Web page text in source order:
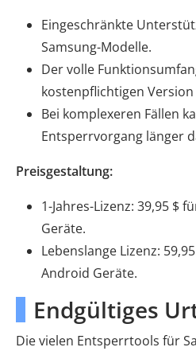
Eingeschränkte
Samsung-Modelle.
Der volle
kostenpflichtigen
Bei komplexeren Fällen
Entsperrvorgang länger
Preisgestaltung:
1-Jahres-Lizenz: 39,95 $
Geräte.
Lebenslange Lizenz:
Android Geräte.
Endgültiges
Die vielen Entsperrtools für